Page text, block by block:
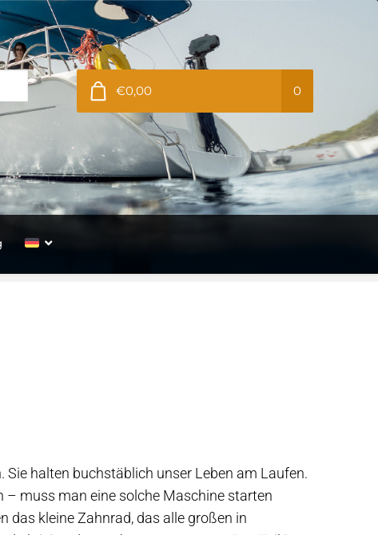
€0,00 0
halten buchstäblich unser Leben am Laufen.
– muss man eine solche Maschine starten
das kleine Zahnrad, das alle großen in